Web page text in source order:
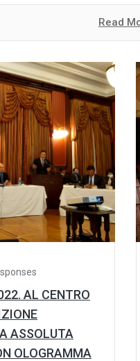
Read
AL CENTRO
ASSOLUTA
OLOGRAMMA